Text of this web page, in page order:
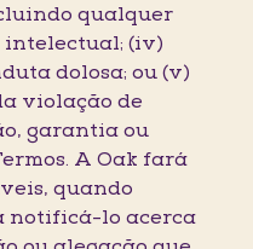
qualquer
(iv)
dolosa; ou (v)
violação de
garantia ou
A Oak fará
quando
notificá-lo acerca